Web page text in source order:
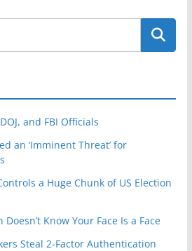
and FBI Officials
an ‘Imminent Threat’ for
a Huge Chunk of US Election
Know Your Face Is a Face
Steal 2-Factor Authentication